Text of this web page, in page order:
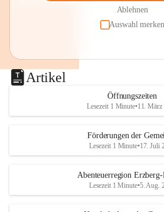
Ablehnen
Auswahl merken
Artikel
Öffnungszeiten
Lesezeit 1 Minute•11. März
Förderungen der
Lesezeit 1 Minute•17. Juli
Abenteuerregion
Lesezeit 1 Minute•5. Aug.